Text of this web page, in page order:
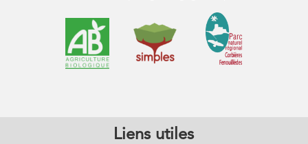
Liens utiles